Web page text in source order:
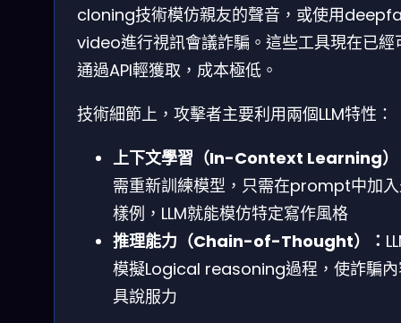
cloning技術模仿親友的聲音，或使用
video進行視訊會議詐騙。這些工具現在已經
通過API輕獲取，成本極低。
技術細節上，攻擊者主要利用兩個LLM特性：
上下文學習（In-Context Learning）
需重新訓練模型，只需在prompt中加
樣例，LLM就能模仿特定寫作風格
推理能力（Chain-of-Thought）：
模擬Logical reasoning過程，使詐騙
具說服力